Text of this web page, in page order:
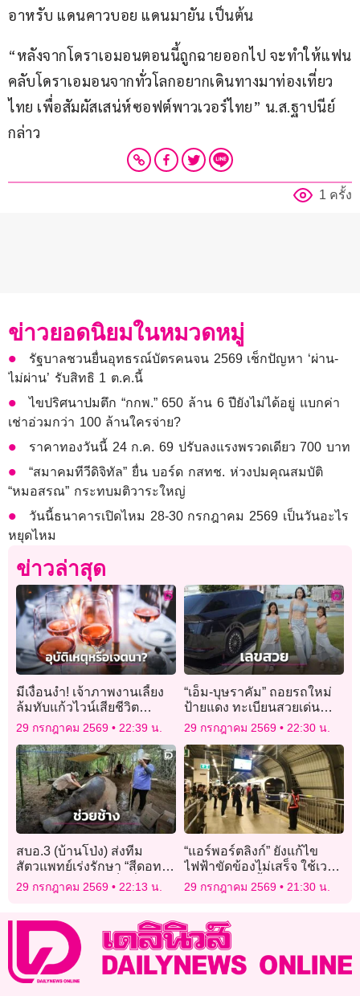
อาหรับ แดนคาวบอย แดนมายัน เป็นต้น
“หลังจากโดราเอมอนตอนนี้ถูกฉายออกไป จะทำให้แฟน
คลับโดราเอมอนจากทั่วโลกอยากเดินทางมาท่องเที่ยว
ไทย เพื่อสัมผัสเสน่ห์ซอฟต์พาวเวอร์ไทย” น.ส.ฐาปนีย์
กล่าว
1 ครั้ง
ข่าวยอดนิยมในหมวดหมู่
รัฐบาลชวนยื่นอุทธรณ์บัตรคนจน 2569 เช็กปัญหา ‘ผ่าน-
ไม่ผ่าน’ รับสิทธิ 1 ต.ค.นี้
ไขปริศนาปมตึก “กกพ.” 650 ล้าน 6 ปียังไม่ได้อยู่ แบกค่า
เช่าอ่วมกว่า 100 ล้านใครจ่าย?
ราคาทองวันนี้ 24 ก.ค. 69 ปรับลงแรงพรวดเดียว 700 บาท
“สมาคมทีวีดิจิทัล” ยื่น บอร์ด กสทช. ห่วงปมคุณสมบัติ
“หมอสรณ” กระทบมติวาระใหญ่
วันนี้ธนาคารเปิดไหม 28-30 กรกฎาคม 2569 เป็นวันอะไร
หยุดไหม
ข่าวล่าสุด
มีเงื่อนงำ! เจ้าภาพงานเลี้ยง
ล้มทับแก้วไวน์เสียชีวิต
ตำรวจสงสัยอาจไม่ใช่
อุบัติเหตุ
29 กรกฎาคม 2569 22:39 น.
“เอ็ม-บุษราคัม” ถอยรถใหม่
ป้ายแดง ทะเบียนสวยเด่น
ดึงดูดคอหวยให้อวยพรรัวว่า
29 กรกฎาคม 2569 22:30 น.
สบอ.3 (บ้านโป่ง) ส่งทีม
สัตวแพทย์เร่งรักษา “สีดอทอง
ม้วน” ช้างป่าบาดเจ็บที่
บ่อพลอย คาดสู้กันเองใน
29 กรกฎาคม 2569 22:13 น.
“แอร์พอร์ตลิงก์” ยังแก้ไข
ไฟฟ้าขัดข้องไม่เสร็จ ใช้เวลา
เดินทางนานขึ้น 30 นาที ขอ
คืนค่าอยู่เกินเวลาได้
29 กรกฎาคม 2569 21:30 น.